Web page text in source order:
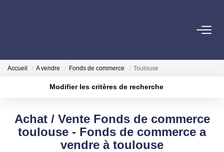
Achat
Location
COMMERCES ET BUREAUX
Commerces Et Entreprises
Accueil A vendre Fonds de commerce Toulouse
Modifier les critères de recherche
Type de bien
Budget max Plus de critères
Achat / Vente Fonds de commerce
toulouse - Fonds de commerce a
vendre à toulouse